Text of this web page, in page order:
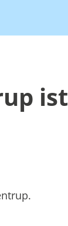
ist